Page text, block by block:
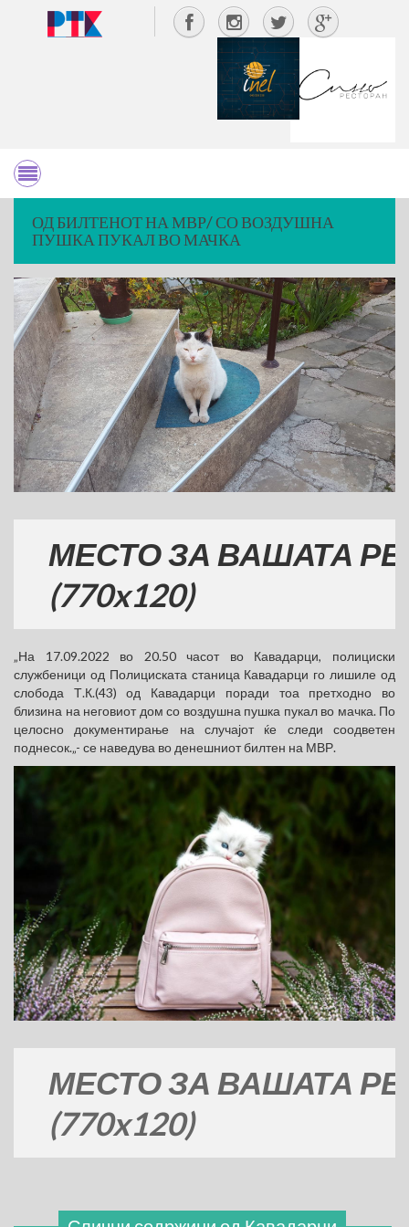
ОД БИЛТЕНОТ НА МВР/ СО ВОЗДУШНА
ПУШКА ПУКАЛ ВО МАЧКА
ЗА ВАШАТА
„На 17.09.2022 во 20.50 часот во Кавадарци, полициски
службеници од Полициската станица Кавадарци го лишиле од
слобода Т.К.(43) од Кавадарци поради тоа претходно во
близина на неговиот дом со воздушна пушка пукал во мачка. По
целосно документирање на случајот ќе следи соодветен
поднесок.„- се наведува во денешниот билтен на МВР.
ЗА ВАШАТА